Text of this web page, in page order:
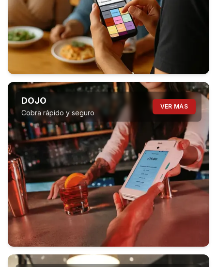
DOJO
Cobra rápido y seguro
VER MÁS